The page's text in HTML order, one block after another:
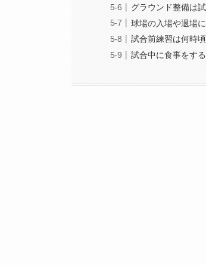
グラウンド整備は
球場の入場や退場
試合前練習は何時
試合中に食事をす